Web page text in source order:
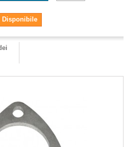
Disponibile